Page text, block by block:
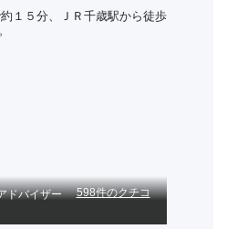
598件のクチコ